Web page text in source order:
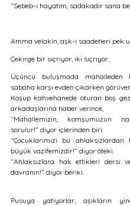
“Sebeb-i hayatım, sadakadır sana
Amma velakin, aşk-ı saadetleri pek
Çekirge bir sıçrıyor, iki sıçrıyor,
Üçüncü buluşmada mahalleden
sabaha karşı evden çıkarken
Koşup kahvehanede oturan boş
arkadaşlarına haber verince,
“Mahallemizin, komşumuzun
sorulur!” diyor içlerinden biri.
“Çocuklarımızı bu ahlaksızlardan
büyük vazifemizdir!” diyor öteki.
“Ahlaksızlara hak ettikleri dersi
davranın!” diyor beriki.
Pusuya yatıyorlar, aşıkların